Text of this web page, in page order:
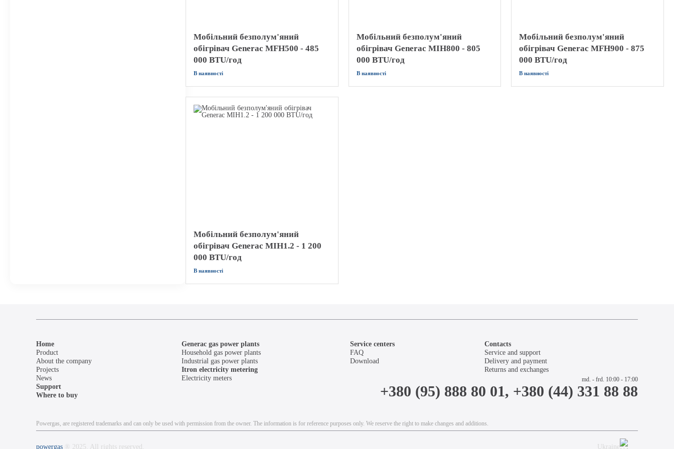
Мобільний безполум'яний
обігрівач Generac MFH500 - 485
000 BTU/год
В наявності
Мобільний безполум'яний
обігрівач Generac MIH800 - 805
000 BTU/год
В наявності
Мобільний безполум'яний
обігрівач Generac MFH900 - 875
000 BTU/год
В наявності
Мобільний безполум'яний
обігрівач Generac MIH1.2 - 1 200
000 BTU/год
В наявності
Home
Product
About the company
Projects
News
Support
Where to buy
Generac gas power plants
Household gas power plants
Industrial gas power plants
Itron electricity metering
Electricity meters
Service centers
FAQ
Download
Contacts
Service and support
Delivery and payment
Returns and exchanges
md. - frd. 10:00 - 17:00
+380 (95) 888 80 01, +380 (44) 331 88 88
Powergas, are registered trademarks and can only be used with permission from the owner. The information is for reference purposes only. We reserve the right to make changes and additions.
powergas ® 2025. All rights reserved. Ukraine